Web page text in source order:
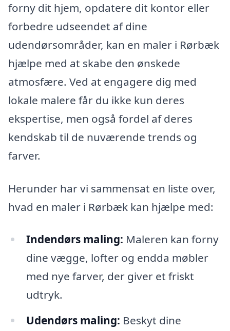
forny dit hjem, opdatere dit kontor eller
forbedre udseendet af dine
udendørsområder, kan en maler i Rørbæk
hjælpe med at skabe den ønskede
atmosfære. Ved at engagere dig med
lokale malere får du ikke kun deres
ekspertise, men også fordel af deres
kendskab til de nuværende trends og
farver.
Herunder har vi sammensat en liste over,
hvad en maler i Rørbæk kan hjælpe med:
Indendørs maling: Maleren kan forny
dine vægge, lofter og endda møbler
med nye farver, der giver et friskt
udtryk.
Udendørs maling: Beskyt dine